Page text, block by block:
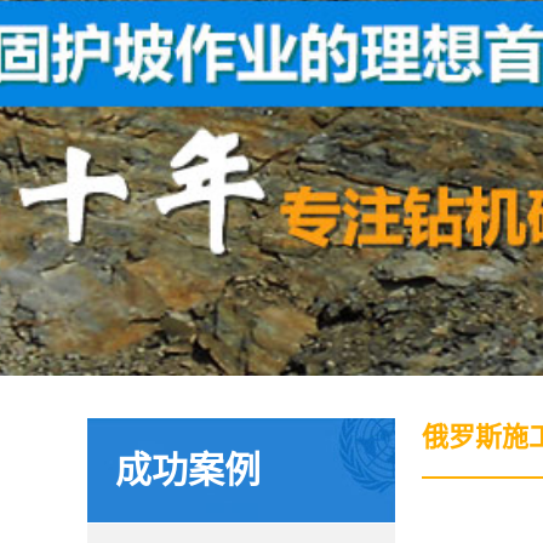
成功案例
俄罗斯施